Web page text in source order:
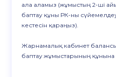
ала аламыз (жұмыстың 2-ші
баптау құны РК-ны
кестесін қараңыз).
Жарнамалық кабинет
баптау жұмыстарының құнына